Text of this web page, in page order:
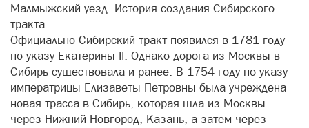
Малмыжский уезд. История создания Сибирского
тракта
Официально Сибирский тракт появился в 1781 году
по указу Екатерины II. Однако дорога из Москвы в
Сибирь существовала и ранее. В 1754 году по указу
императрицы Елизаветы Петровны была учреждена
новая трасса в Сибирь, которая шла из Москвы
через Нижний Новгород, Казань, а затем через